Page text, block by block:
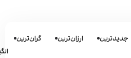
جدیدترین ارزان‌ترین گران‌ترین